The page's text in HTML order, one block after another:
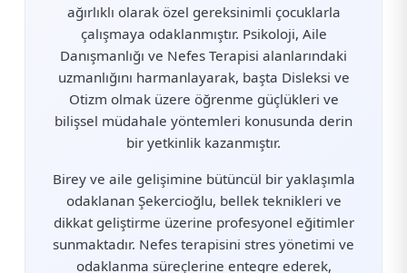
ağırlıklı olarak özel gereksinimli çocuklarla
çalışmaya odaklanmıştır. Psikoloji, Aile
Danışmanlığı ve Nefes Terapisi alanlarındaki
uzmanlığını harmanlayarak, başta Disleksi ve
Otizm olmak üzere öğrenme güçlükleri ve
bilişsel müdahale yöntemleri konusunda derin
bir yetkinlik kazanmıştır.
Birey ve aile gelişimine bütüncül bir yaklaşımla
odaklanan Şekercioğlu, bellek teknikleri ve
dikkat geliştirme üzerine profesyonel eğitimler
sunmaktadır. Nefes terapisini stres yönetimi ve
odaklanma süreçlerine entegre ederek,